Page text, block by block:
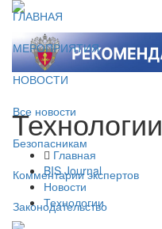
ГЛАВНАЯ
МЕРОПРИЯТИЯ
НОВОСТИ
Все новости
Безопасникам
Комментарии экспертов
Законодательство
Технологии
Главная
BIS Journal
Новости
Технологии